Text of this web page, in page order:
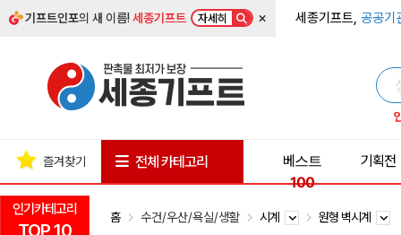
기프트인포의 새 이름!세종기프트 자세히 × 세종기프트, 공공기
인기카테고리
TOP 10
즐겨찾기 전체 카테고리
베스트
100
기획전
홈 수건/우산/욕실/생활 시계 원형 벽시계